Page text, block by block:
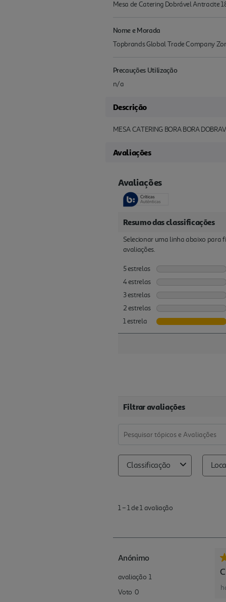
Mesa de Catering Dobrável Antracite
Nome e Morada
Topbrands Global Trade Company
Precauções Utilização
n/a
Descrição
MESA CATERING BORA BORA
Avaliações